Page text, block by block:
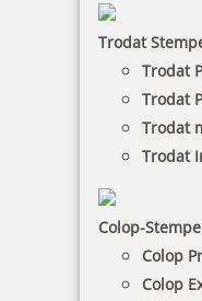
Trodat
Trodat
Trodat
Trodat
Trodat
Colop-
Colop
Colop
Die Heri
Begleiter für
NACH WUNSCHSTEMPEL